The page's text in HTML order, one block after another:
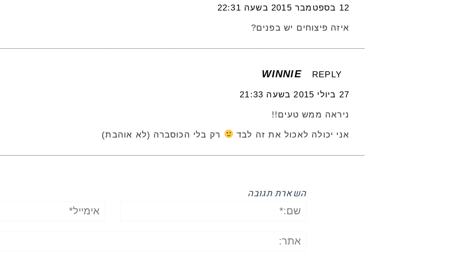
12 בספטמבר 2015 בשעה 22:31
איזה פיצוחים יש בפנים?
WINNIE REPLY
27 ביולי 2015 בשעה 21:33
ניראה ממש טעים!!
אני יכולה לאכול את זה לבד רק בלי הכוסברה (לא אוהבת)
השארת תגובה
שם:* אימייל*
אתר: